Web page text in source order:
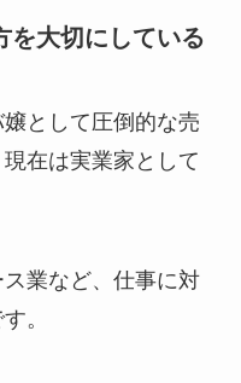
大切にしている
として圧倒的な売
在は実業家として
業など、仕事に対
。